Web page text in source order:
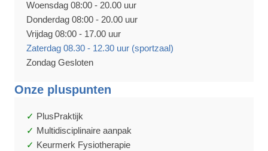
Woensdag 08:00 - 20.00 uur
Donderdag 08:00 - 20.00 uur
Vrijdag 08:00 - 17.00 uur
Zaterdag 08.30 - 12.30 uur (sportzaal)
Zondag Gesloten
Onze pluspunten
PlusPraktijk
Multidisciplinaire aanpak
Keurmerk Fysiotherapie